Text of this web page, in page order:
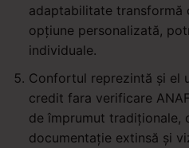
adaptabilitate transformă
opțiune personalizată,
individuale.
Confortul reprezintă și el
credit fara verificare
de împrumut tradiționale,
documentație extinsă și